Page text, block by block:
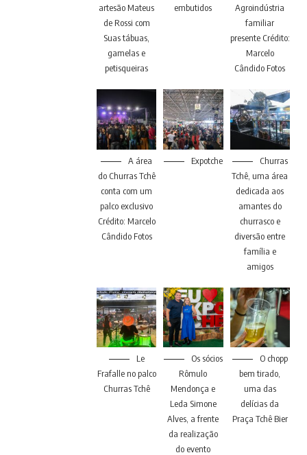
artesão Mateus
de Rossi com
Suas tábuas,
gamelas e
petisqueiras
embutidos
Agroindústria
familiar
presente Crédito:
Marcelo
Cândido Fotos
A área
do Churras Tchê
conta com um
palco exclusivo
Crédito: Marcelo
Cândido Fotos
Expotche
Churras
Tchê, uma área
dedicada aos
amantes do
churrasco e
diversão entre
família e
amigos
Le
Frafalle no palco
Churras Tchê
Os sócios
Rômulo
Mendonça e
Leda Simone
Alves, a frente
da realização
do evento
O chopp
bem tirado,
uma das
delícias da
Praça Tchê Bier